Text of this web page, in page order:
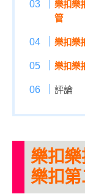
樂扣樂
管
樂扣樂
樂扣樂
評論
樂扣樂
樂扣